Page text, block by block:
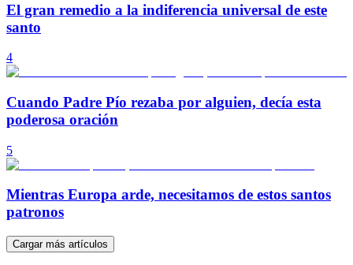
El gran remedio a la indiferencia universal de este
santo
4
Cuando Padre Pío rezaba por alguien, decía esta
poderosa oración
5
Mientras Europa arde, necesitamos de estos santos
patronos
Cargar más artículos